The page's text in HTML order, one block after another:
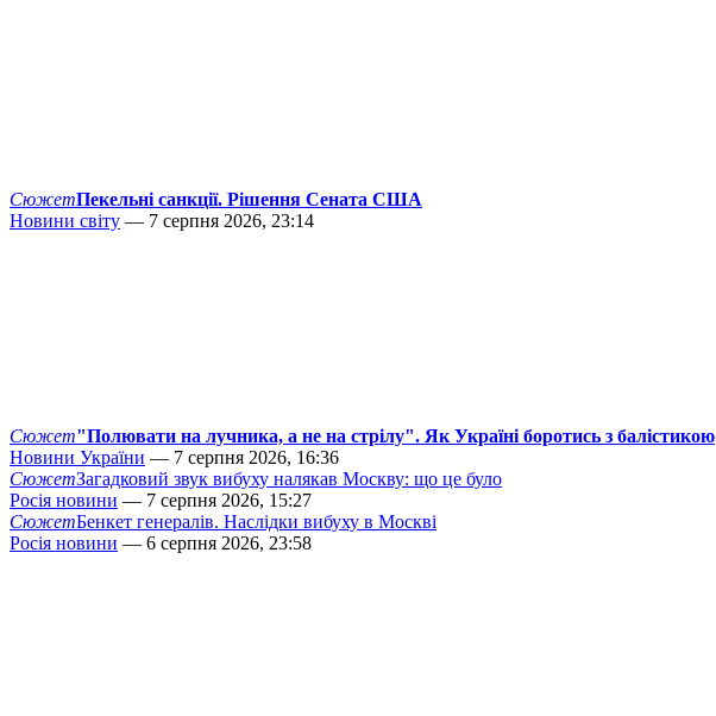
СюжетПекельні санкції. Рішення Сената США
Новини світу — 7 серпня 2026, 23:14
Сюжет"Полювати на лучника, а не на стрілу". Як Україні боротись з балістикою
Новини України — 7 серпня 2026, 16:36
СюжетЗагадковий звук вибуху налякав Москву: що це було
Росія новини — 7 серпня 2026, 15:27
СюжетБенкет генералів. Наслідки вибуху в Москві
Росія новини — 6 серпня 2026, 23:58